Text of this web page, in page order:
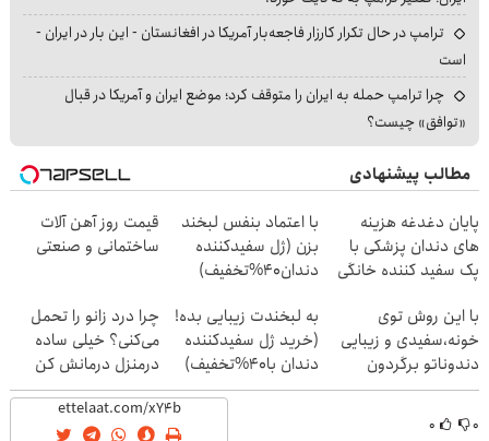
ترامپ در حال تکرار کارزار فاجعه‌بار آمریکا در افغانستان - این بار در ایران -
است
چرا ترامپ حمله به ایران را متوقف کرد؛ موضع ایران و آمریکا در قبال
«توافق» چیست؟
مطالب پیشنهادی
پایان دغدغه هزینه
های دندان پزشکی با
پک سفید کننده خانگی
با اعتماد بنفس لبخند
بزن (ژل سفیدکننده
دندان40%تخفیف)
قیمت روز آهن آلات
ساختمانی و صنعتی
با این روش توی
خونه،سفیدی و زیبایی
دندوناتو برگردون
(40%off)
به لبخندت زیبایی بده!
(خرید ژل سفیدکننده
دندان با40%تخفیف)
چرا درد زانو را تحمل
می‌کنی؟ خیلی ساده
درمنزل درمانش کن
۰ ۰